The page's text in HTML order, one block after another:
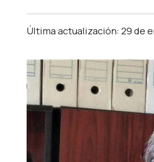
Última actualización: 29 de